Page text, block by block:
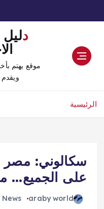
دليل الخدمات
موقع يهتم
الرئيسية
سكالوني: مصر
على الجميع…
araby world
News